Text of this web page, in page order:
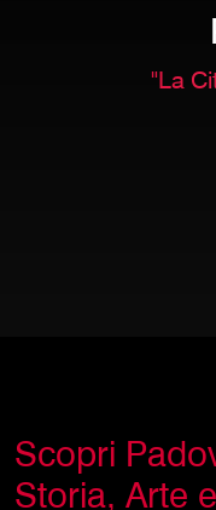
"La
Scopri
Storia, Arte